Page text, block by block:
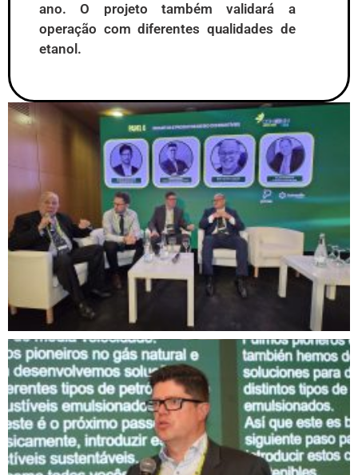
ano. O projeto também validará a
operação com diferentes qualidades de
etanol.